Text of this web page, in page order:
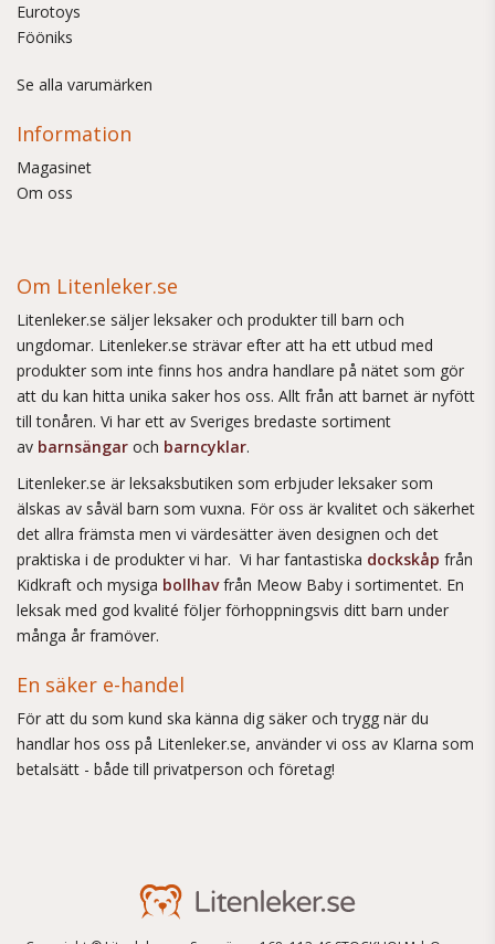
Eurotoys
Fööniks
Se alla varumärken
Information
Magasinet
Om oss
Om Litenleker.se
Litenleker.se säljer leksaker och produkter till barn och
ungdomar. Litenleker.se strävar efter att ha ett utbud med
produkter som inte finns hos andra handlare på nätet som gör
att du kan hitta unika saker hos oss. Allt från att barnet är nyfött
till tonåren. Vi har ett av Sveriges bredaste sortiment
av barnsängar och barncyklar.
Litenleker.se är leksaksbutiken som erbjuder leksaker som
älskas av såväl barn som vuxna. För oss är kvalitet och säkerhet
det allra främsta men vi värdesätter även designen och det
praktiska i de produkter vi har. Vi har fantastiska dockskåp från
Kidkraft och mysiga bollhavfrån Meow Baby i sortimentet. En
leksak med god kvalité följer förhoppningsvis ditt barn under
många år framöver.
En säker e-handel
För att du som kund ska känna dig säker och trygg när du
handlar hos oss på Litenleker.se, använder vi oss av Klarna som
betalsätt - både till privatperson och företag!